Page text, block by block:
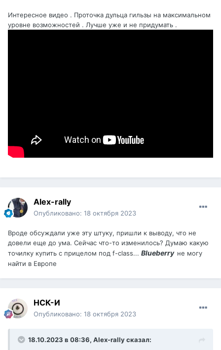
Интересное видео . Проточка дульца гильзы на максимальном
уровне возможностей . Лучше уже и не придумать .
Alex-rally
Опубликовано: 18 октября 2023
Вроде обсуждали уже эту штуку, пришли к выводу, что не
довели еще до ума. Сейчас что-то изменилось? Думаю какую
точилку купить с прицелом под f-class... Blueberry не могу
найти в Европе
НСК-И
Опубликовано: 18 октября 2023
18.10.2023 в 08:36, Alex-rallyсказал: